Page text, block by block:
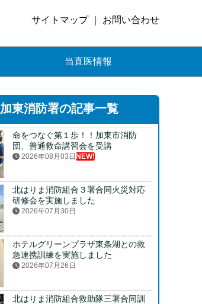
サイトマップ｜ お問い合わせ
当直医情報
加東消防署の記事一覧
命をつなぐ第１歩！！加東市消防
団、普通救命講習会を受講
2026年08月03日 NEW!
北はりま消防組合３署合同火災対応
研修会を実施しました
2026年07月30日
ホテルグリーンプラザ東条湖との救
急連携訓練を実施しました
2026年07月26日
北はりま消防組合救助隊三署合同訓